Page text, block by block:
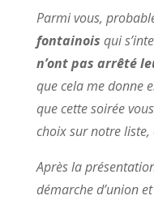
Parmi vous,
fontainois qui
n’ont pas arrêté
que cela me donne
que cette soirée
choix sur notre liste,
Après la
démarche d’union